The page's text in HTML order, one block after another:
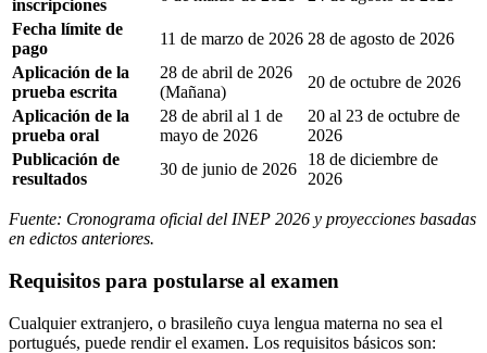
inscripciones
Fecha límite de
pago
11 de marzo de 2026 28 de agosto de 2026
Aplicación de la
prueba escrita
28 de abril de 2026
(Mañana)
20 de octubre de 2026
Aplicación de la
prueba oral
28 de abril al 1 de
mayo de 2026
20 al 23 de octubre de
2026
Publicación de
resultados
30 de junio de 2026
18 de diciembre de
2026
Fuente: Cronograma oficial del INEP 2026 y proyecciones basadas
en edictos anteriores.
Requisitos para postularse al examen
Cualquier extranjero, o brasileño cuya lengua materna no sea el
portugués, puede rendir el examen. Los requisitos básicos son: